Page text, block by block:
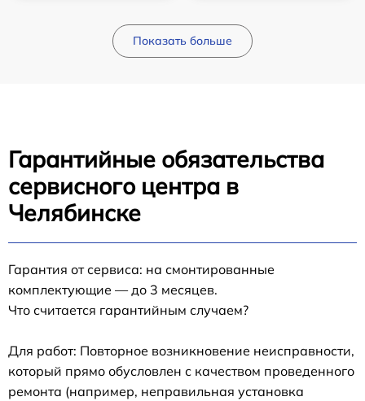
Показать больше
Гарантийные обязательства
сервисного центра в
Челябинске
Гарантия от сервиса: на смонтированные
комплектующие — до 3 месяцев.
Что считается гарантийным случаем?
Для работ: Повторное возникновение неисправности,
который прямо обусловлен с качеством проведенного
ремонта (например, неправильная установка